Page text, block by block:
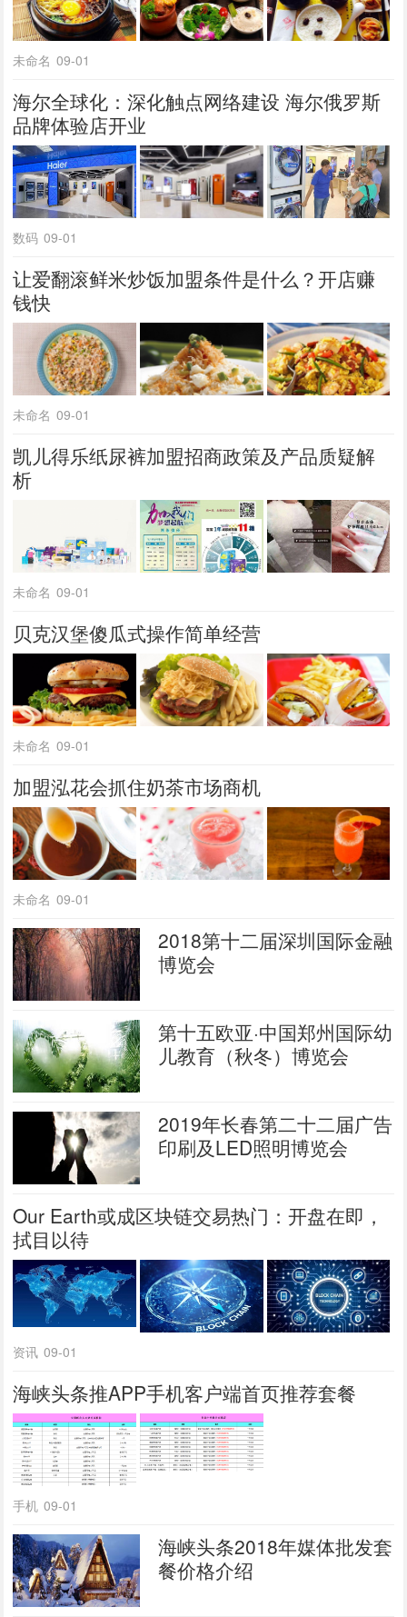
未命名 09-01
海尔全球化：深化触点网络建设 海尔俄罗斯
品牌体验店开业
数码 09-01
让爱翻滚鲜米炒饭加盟条件是什么？开店赚
钱快
未命名 09-01
凯儿得乐纸尿裤加盟招商政策及产品质疑解
析
未命名 09-01
贝克汉堡傻瓜式操作简单经营
未命名 09-01
加盟泓花会抓住奶茶市场商机
未命名 09-01
2018第十二届深圳国际金融
博览会
第十五欧亚·中国郑州国际幼
儿教育（秋冬）博览会
2019年长春第二十二届广告
印刷及LED照明博览会
Our Earth或成区块链交易热门：开盘在即，
拭目以待
资讯 09-01
海峡头条推APP手机客户端首页推荐套餐
手机 09-01
海峡头条2018年媒体批发套
餐价格介绍